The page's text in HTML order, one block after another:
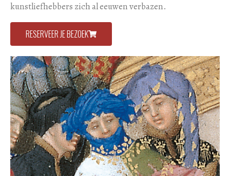
kunstliefhebbers zich al eeuwen verbazen.
RESERVEER JE BEZOEK